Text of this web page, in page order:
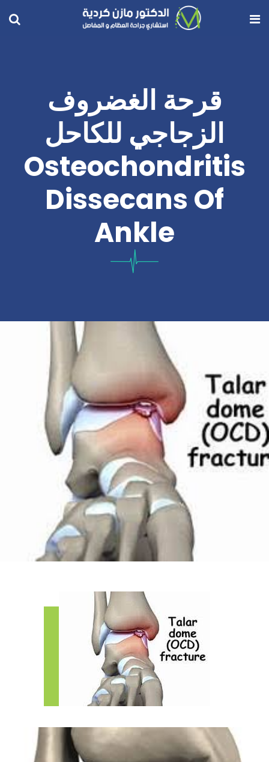
قرحة الغضروف
الزجاجي للكاحل
Osteochondritis
Dissecans Of
Ankle